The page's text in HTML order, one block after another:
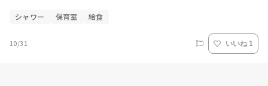
シャワー 保育室 給食
10/31 いいね 1